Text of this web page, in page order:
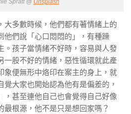
Spratt @ Unsplash
大多數時候，他們都有著情緒上的
他們說「心口悶悶的」，有種躁
。孩子當情緒不好時，容易與人發
一股不好的情緒，惡性循環就此產
象便無形中烙印在案主的身上，就
大家也開始認為他有是偏差的，
，甚至連他自己也會覺得自己好像
根源，他不是只是想回家嗎？